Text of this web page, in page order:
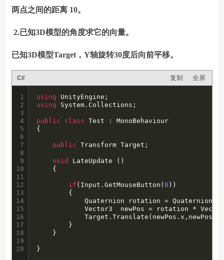
两点之间的距离 10。
2.已知3D模型的角度求它的向量。
已知3D模型Target，Y轴旋转30度后向前平移。
C# 复制 全屏
1
2
3
4
5
6
7
8
9
10
11
12
13
14
15
16
17
18
19
20
using
using System.Collections;
public class Test : MonoBehaviour
{
public Transform Target;
void
LateUpdate ()
if (Input.GetMouseButton(0 ))
			Quaternion rotation = Quaternion.Euler(0f,30f,0f) * Target.rotation;
			Vector3  newPos = rotation * Vector3.forward;
			Target.Translate(newPos.x,newPos.y,newPos.z);
}